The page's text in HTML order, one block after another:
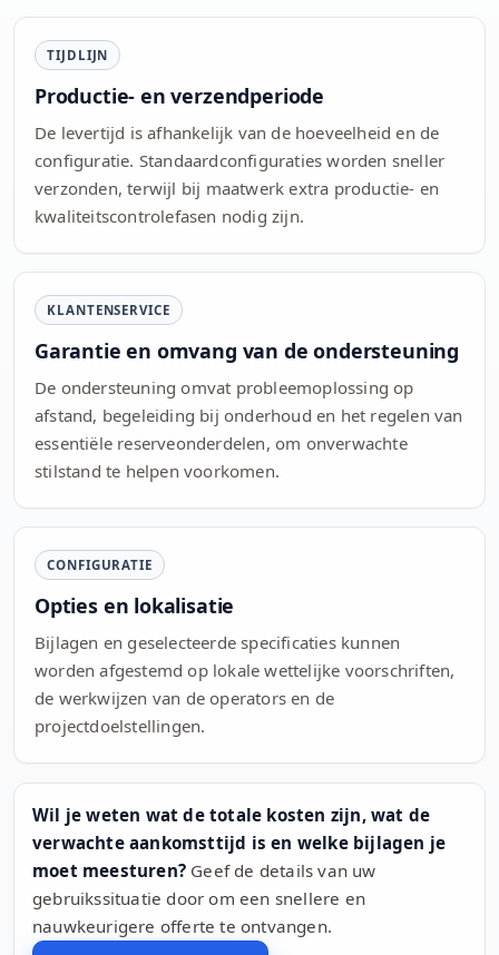
TIJDLIJN
Productie- en verzendperiode
De levertijd is afhankelijk van de hoeveelheid en de
configuratie. Standaardconfiguraties worden sneller
verzonden, terwijl bij maatwerk extra productie- en
kwaliteitscontrolefasen nodig zijn.
KLANTENSERVICE
Garantie en omvang van de ondersteuning
De ondersteuning omvat probleemoplossing op
afstand, begeleiding bij onderhoud en het regelen van
essentiële reserveonderdelen, om onverwachte
stilstand te helpen voorkomen.
CONFIGURATIE
Opties en lokalisatie
Bijlagen en geselecteerde specificaties kunnen
worden afgestemd op lokale wettelijke voorschriften,
de werkwijzen van de operators en de
projectdoelstellingen.
Wil je weten wat de totale kosten zijn, wat de
verwachte aankomsttijd is en welke bijlagen je
moet meesturen? Geef de details van uw
gebruikssituatie door om een snellere en
nauwkeurigere offerte te ontvangen.